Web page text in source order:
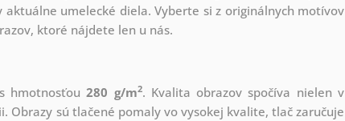
umelecké diela. Vyberte si z originálnych motívov
ktoré nájdete len u nás.
hmotnosťou280 g/m2. Kvalita obrazov spočíva nielen v
sú tlačené pomaly vo vysokej kvalite, tlač zaručuje